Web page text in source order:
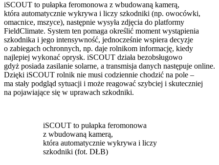
iSCOUT to pułapka feromonowa z wbudowaną kamerą,
która automatycznie wykrywa i liczy szkodniki (np. owocówki,
omacnice, mszyce), następnie wysyła zdjęcia do platformy
FieldClimate. System ten pomaga określić moment wystąpienia
szkodnika i jego intensywność, jednocześnie wspiera decyzje
o zabiegach ochronnych, np. daje rolnikom informację, kiedy
najlepiej wykonać oprysk. iSCOUT działa bezobsługowo
gdyż posiada zasilanie solarne, a transmisja danych następuje online.
Dzięki iSCOUT rolnik nie musi codziennie chodzić na pole –
ma stały podgląd sytuacji i może reagować szybciej i skuteczniej
na pojawiające się w uprawach szkodniki.
iSCOUT to pułapka feromonowa
z wbudowaną kamerą,
która automatycznie wykrywa i liczy
szkodniki (fot. DŁB)